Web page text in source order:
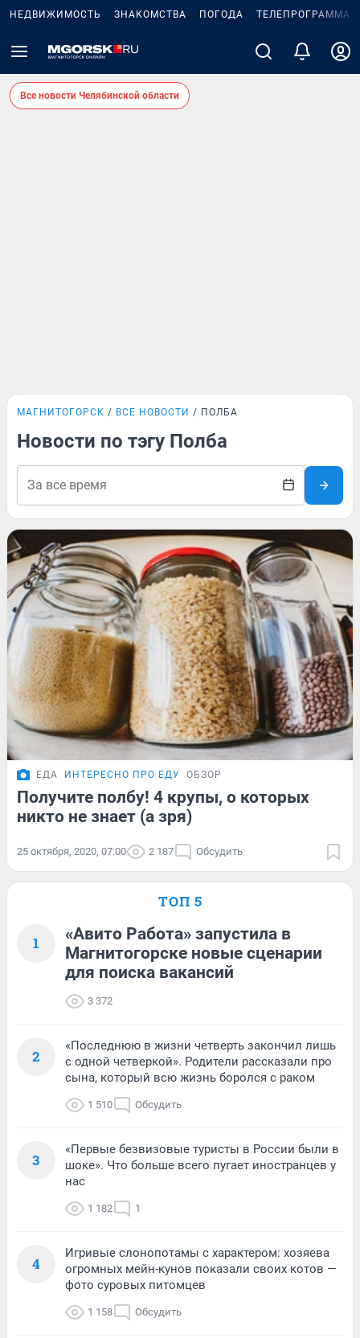
НЕДВИЖИМОСТЬ ЗНАКОМСТВА ПОГОДА ТЕЛЕПРОГРАММА
Все новости Челябинской области
МАГНИТОГОРСК ВСЕ НОВОСТИ ПОЛБА
Новости по тэгу Полба
ЕДА ИНТЕРЕСНО ПРО ЕДУ ОБЗОР
Получите полбу! 4 крупы, о которых
никто не знает (а зря)
25 октября, 2020, 07:00 2 187 Обсудить
ТОП 5
1
«Авито Работа» запустила в
Магнитогорске новые сценарии
для поиска вакансий
3 372
2
«Последнюю в жизни четверть закончил лишь
с одной четверкой». Родители рассказали про
сына, который всю жизнь боролся с раком
1 510 Обсудить
3
«Первые безвизовые туристы в России были в
шоке». Что больше всего пугает иностранцев у
нас
1 182 1
4
Игривые слонопотамы с характером: хозяева
огромных мейн-кунов показали своих котов —
фото суровых питомцев
1 158 Обсудить